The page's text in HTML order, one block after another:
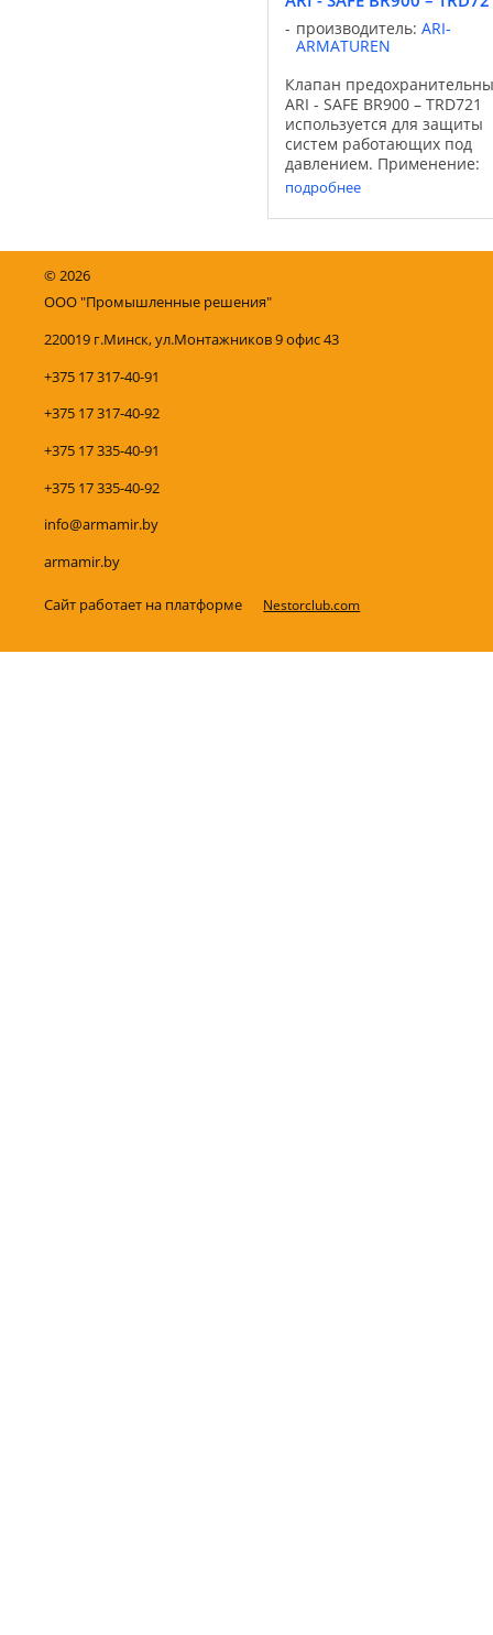
производитель: ARI-
ARMATUREN
Клапан
ARI - SAFE BR900 – TRD721
используется для защиты
систем работающих под
давлением. Применение:
Области применения:
отопительные установки
Среды: водяной пар
подробнее
©2026
ООО "Промышленные решения"
220019 г.Минск, ул.Монтажников 9 офис 43
+375 17 317-40-91
+375 17 317-40-92
+375 17 335-40-91
+375 17 335-40-92
info@armamir.by
armamir.by
Сайт работает на платформе Nestorclub.com